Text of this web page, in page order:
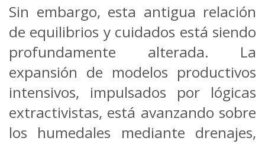
Sin embargo, esta antigua relación
de equilibrios y cuidados está siendo
profundamente alterada. La
expansión de modelos productivos
intensivos, impulsados por lógicas
extractivistas, está avanzando sobre
los humedales mediante drenajes,